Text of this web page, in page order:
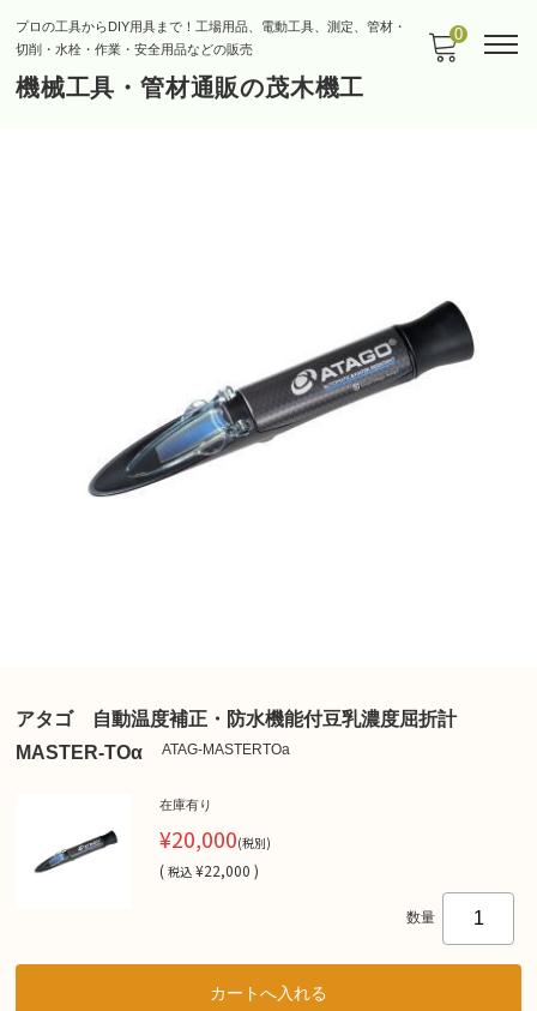
プロの工具からDIY用具まで！工場用品、電動工具、測定、管材・
切削・水栓・作業・安全用品などの販売
機械工具・管材通販の茂木機工
0
アタゴ 自動温度補正・防水機能付豆乳濃度屈折計
MASTER-TOα
ATAG-MASTERTOa
在庫有り
¥20,000(税別)
( 税込 ¥22,000 )
数量